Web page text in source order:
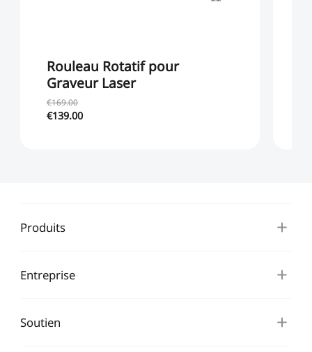
Rouleau Rotatif pour
Graveur Laser
€169.00
€139.00
Produits
Entreprise
Soutien